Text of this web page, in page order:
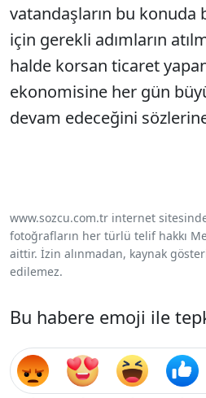
vatandaşların bu
için gerekli adımların
halde korsan ticaret
ekonomisine her gün
devam edeceğini
www.sozcu.com.tr internet
fotoğrafların her türlü telif hakkı
aittir. İzin alınmadan, kaynak
edilemez.
Bu habere emoji ile